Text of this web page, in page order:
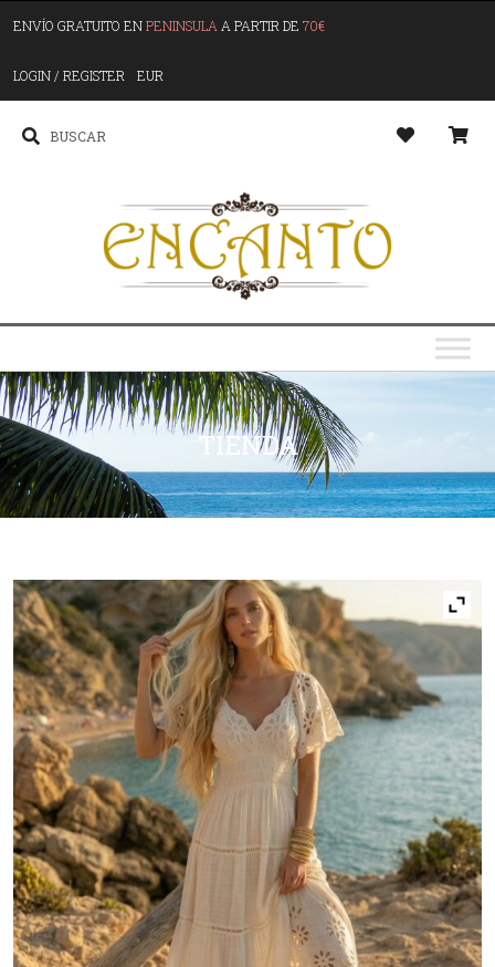
ENVÍO GRATUITO ENPENINSULA A PARTIR DE 70€
LOGIN / REGISTER EUR
TIENDA